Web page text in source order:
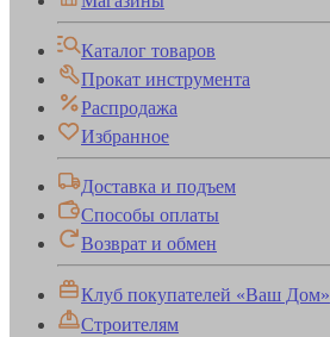
Каталог товаров
Прокат инструмента
Распродажа
Избранное
Доставка и подъем
Способы оплаты
Возврат и обмен
Клуб покупателей «Ваш Дом»
Строителям